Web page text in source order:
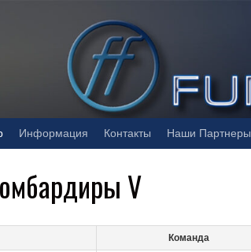
Информация Контакты Наши Партнеры
V
Команда